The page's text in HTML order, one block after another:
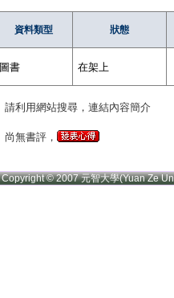
資料類型 狀態
圖書 在架上
請利用網站搜尋，連結內容簡介
尚無書評，
Copyright © 2007 元智大學(Yuan Ze